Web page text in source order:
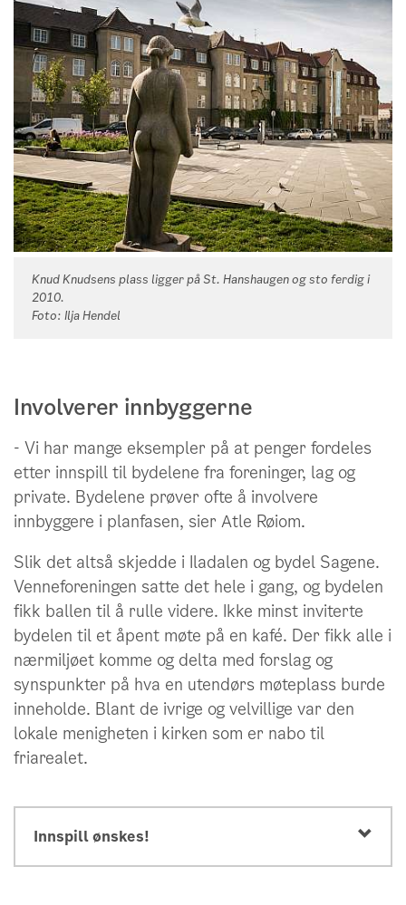
Knud Knudsens plass ligger på St. Hanshaugen og sto ferdig i
2010.
Foto: Ilja Hendel
Involverer innbyggerne
- Vi har mange eksempler på at penger fordeles
etter innspill til bydelene fra foreninger, lag og
private. Bydelene prøver ofte å involvere
innbyggere i planfasen, sier Atle Røiom.
Slik det altså skjedde i Iladalen og bydel Sagene.
Venneforeningen satte det hele i gang, og bydelen
fikk ballen til å rulle videre. Ikke minst inviterte
bydelen til et åpent møte på en kafé. Der fikk alle i
nærmiljøet komme og delta med forslag og
synspunkter på hva en utendørs møteplass burde
inneholde. Blant de ivrige og velvillige var den
lokale menigheten i kirken som er nabo til
friarealet.
Innspill ønskes!